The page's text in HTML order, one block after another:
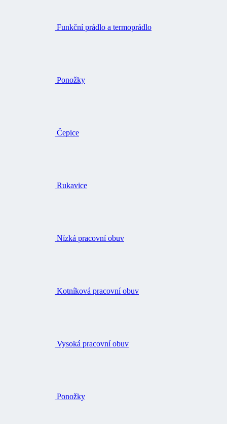
Funkční prádlo a termoprádlo
Ponožky
Čepice
Rukavice
Nízká pracovní obuv
Kotníková pracovní obuv
Vysoká pracovní obuv
Ponožky